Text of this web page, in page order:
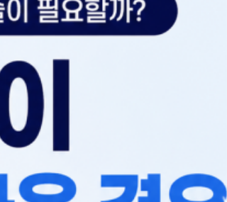
야 한다던데 얼마나 착용해야 하나요?" "유지장치를
안 하면 다시 원래대로 돌아가는 건가요?" ​ 치아 사
가 벌어진 공간은 교정으로 충분히 개선할 수 있는
료 후 유지 관리​입니다. ​ 오늘은 치아 사이가 다시 벌
어질 가능성과 유지장치를 얼마나 착용해야 하는지
자세히 알려드리겠습니다. 치아 사이가 벌어지는
인은 생각보다 다양합니다. 치아 사이가 벌어지는
은 단순히 치아 배열만의 문제가 아닐 수 있습니다. ​
대표적인 원인으로는 다음과 같